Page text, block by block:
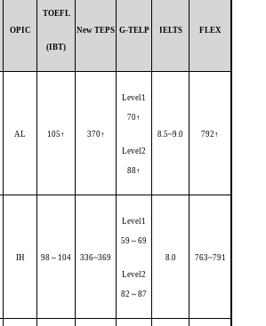
OPIC
TOEFL
(IBT)
New TEPS G-TELP IELTS FLEX
AL 105 ↑ 370↑
Level1
70↑
Level2
88 ↑
8.5~9.0 792 ↑
IH 98 ～ 104 336~369
Level1
59 ～ 69
Level2
82 ～ 87
8.0 763~791